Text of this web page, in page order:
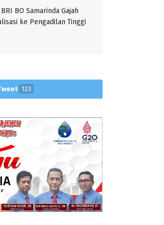
BO Samarinda Gajah
ke Pengadilan Tinggi
123